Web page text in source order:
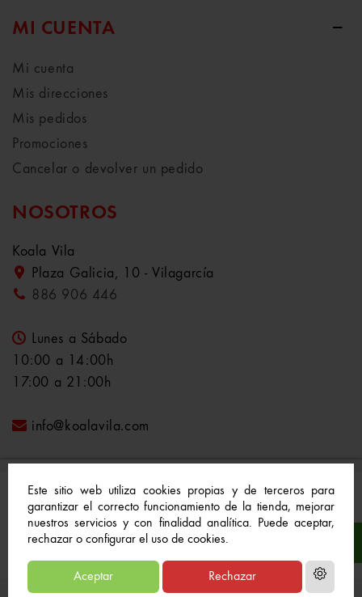
Este sitio web utiliza cookies propias y de terceros para
garantizar el correcto funcionamiento de la tienda, mejorar
nuestros servicios y con finalidad analítica. Puede aceptar,
rechazar o configurar el uso de cookies.
Aceptar Rechazar
MI CUENTA
Mi cuenta
Mis direcciones
Mis pedidos
Promociones
Cancelar o devolver un pedido
NOSOTROS
Koala Vila
Plaza Galicia, 10 - Vilagarcía
886 906 446
Lunes a Sábado
10:00 a 14:00h
17:00 a 21:00h
info@koalavila.com
© 2021-2022 Koala Vila™. Todos los derechos